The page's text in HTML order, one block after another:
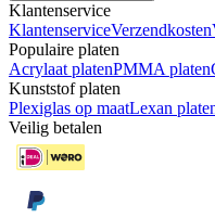
Klantenservice
KlantenserviceVerzendkosten
Populaire platen
Acrylaat platenPMMA platen
Kunststof platen
Plexiglas op maatLexan
Veilig betalen